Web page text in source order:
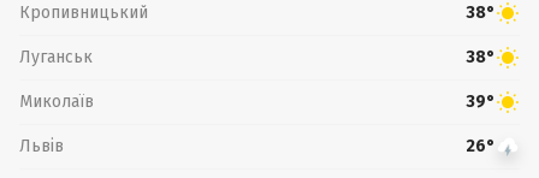
Кропивницький 38°
Луганськ 38°
Миколаїв 39°
Львів 26°